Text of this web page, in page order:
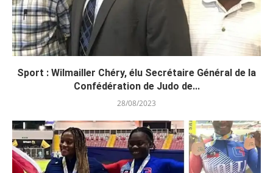
Sport : Wilmailler Chéry, élu Secrétaire Général de la
Confédération de Judo de...
28/08/2023